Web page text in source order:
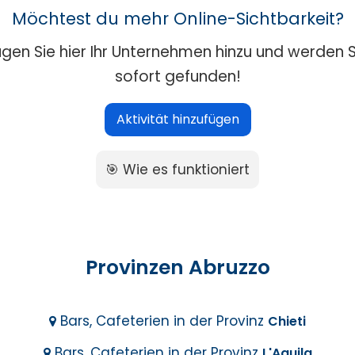
Möchtest du mehr Online-Sichtbarkeit?
Sie hier Ihr Unternehmen hinzu und werden
sofort gefunden!
Aktivität hinzufügen
🎯 Wie es funktioniert
Provinzen Abruzzo
Bars, Cafeterien in der Provinz Chieti